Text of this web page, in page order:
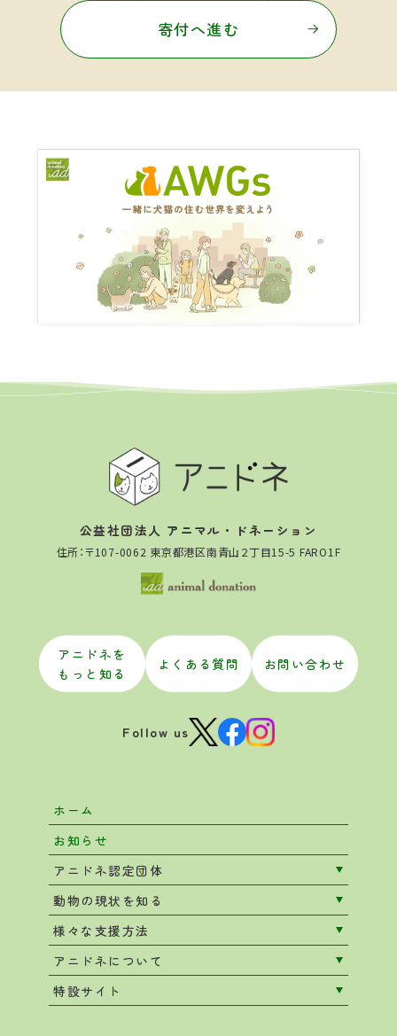
寄付へ進む
公益社団法人 アニマル・ドネーション
住所：〒107-0062 東京都港区南青山２丁目15-5 FARO1F
アニドネを
もっと知る
よくある質問 お問い合わせ
Follow us
ホーム
お知らせ
アニドネ認定団体
動物の現状を知る
様々な支援方法
アニドネについて
特設サイト